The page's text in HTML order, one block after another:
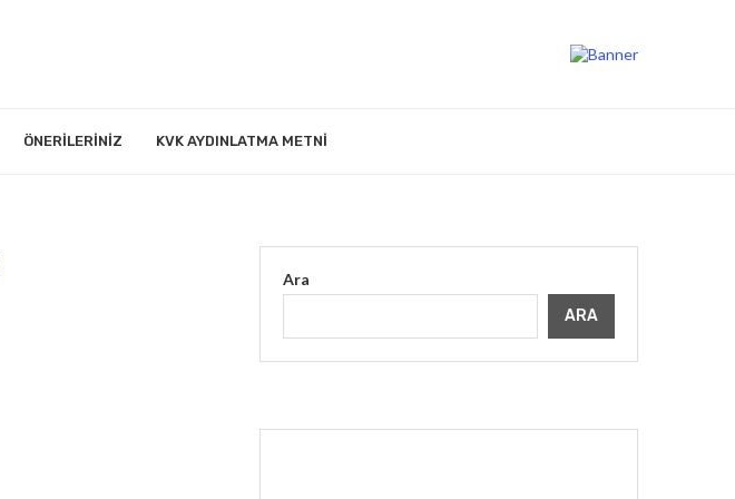
ÖNERILERINIZ KVK AYDINLATMA METNI
Ara
ARA